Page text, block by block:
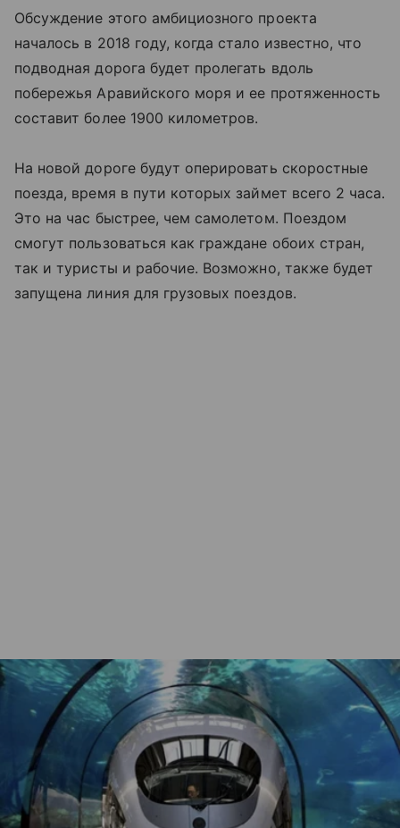
Обсуждение этого амбициозного проекта
началось в 2018 году, когда стало известно, что
подводная дорога будет пролегать вдоль
побережья Аравийского моря и ее протяженность
составит более 1900 километров.
На новой дороге будут оперировать скоростные
поезда, время в пути которых займет всего 2 часа.
Это на час быстрее, чем самолетом. Поездом
смогут пользоваться как граждане обоих стран,
так и туристы и рабочие. Возможно, также будет
запущена линия для грузовых поездов.